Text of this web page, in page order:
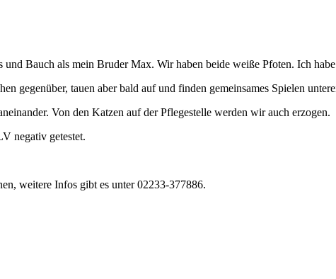
Bauch als mein Bruder Max. Wir haben beide weiße Pfoten. Ich
gegenüber, tauen aber bald auf und finden gemeinsames Spielen
Von den Katzen auf der Pflegestelle werden wir auch erzogen.
negativ getestet.
weitere Infos gibt es unter 02233-377886.